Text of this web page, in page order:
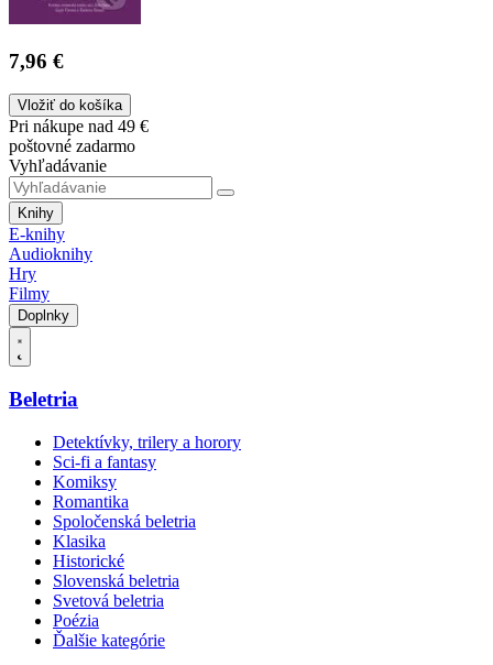
7,96 €
Vložiť do košíka
Pri nákupe nad 49 €
poštovné zadarmo
Vyhľadávanie
Knihy
E-knihy
Audioknihy
Hry
Filmy
Doplnky
Beletria
Detektívky, trilery a horory
Sci-fi a fantasy
Komiksy
Romantika
Spoločenská beletria
Klasika
Historické
Slovenská beletria
Svetová beletria
Poézia
Ďalšie kategórie